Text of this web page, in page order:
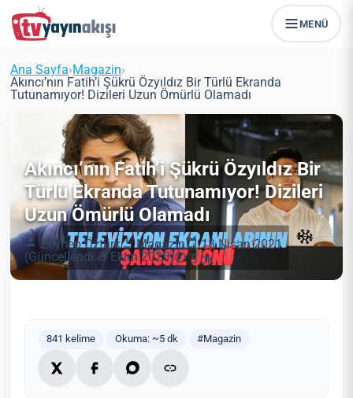
MENÜ
Ana Sayfa›Magazin›
Akıncı’nın Fatih’i Şükrü Özyıldız Bir Türlü Ekranda
Tutunamıyor! Dizileri Uzun Ömürlü Olamadı
Akıncı’nın Fatih’i Şükrü Özyıldız Bir
Türlü Ekranda Tutunamıyor! Dizileri
Uzun Ömürlü Olamadı
Zeynep Öztürk Magazin
18 Nisan 2021
(Güncellendi: 3 Ekim 2025)
5 dk
841 kelime Okuma: ~5 dk #Magazin